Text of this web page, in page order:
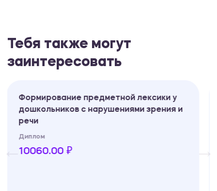
Тебя также могут
заинтересовать
лексики у
нарушениями зрения и
Коррекция
дошкольников с